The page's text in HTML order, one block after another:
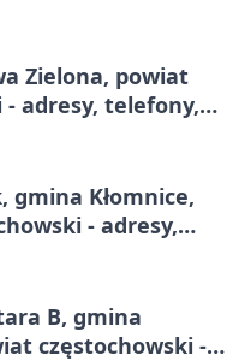
Zielona, powiat
adresy, telefony,
gmina Kłomnice,
- adresy,
B, gmina
częstochowski -